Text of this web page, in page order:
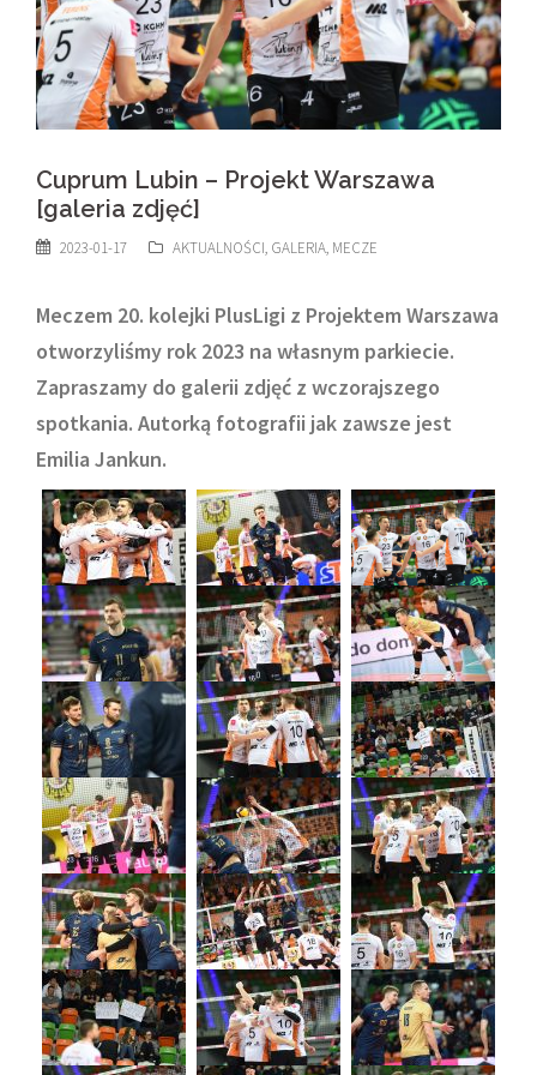
Cuprum Lubin – Projekt Warszawa
[galeria zdjęć]
2023-01-17 AKTUALNOŚCI, GALERIA, MECZE
Meczem 20. kolejki PlusLigi z Projektem Warszawa
otworzyliśmy rok 2023 na własnym parkiecie.
Zapraszamy do galerii zdjęć z wczorajszego
spotkania. Autorką fotografii jak zawsze jest
Emilia Jankun.